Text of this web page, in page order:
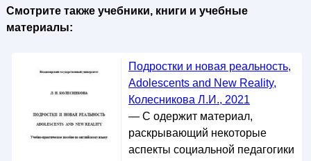
Смотрите также учебники, книги и учебные
материалы:
Подростки и новая реальность,
Adolescents and New Reality,
Колесникова Л.И., 2021
— С одержит материал,
раскрывающий некоторые
аспекты социальной педагогики